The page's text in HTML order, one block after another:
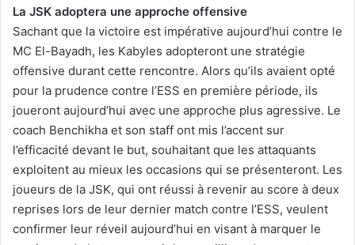
La JSK adoptera une approche offensive
Sachant que la victoire est impérative aujourd’hui contre le
MC El-Bayadh, les Kabyles adopteront une stratégie
offensive durant cette rencontre. Alors qu’ils avaient opté
pour la prudence contre l’ESS en première période, ils
joueront aujourd’hui avec une approche plus agressive. Le
coach Benchikha et son staff ont mis l’accent sur
l’efficacité devant le but, souhaitant que les attaquants
exploitent au mieux les occasions qui se présenteront. Les
joueurs de la JSK, qui ont réussi à revenir au score à deux
reprises lors de leur dernier match contre l’ESS, veulent
confirmer leur réveil aujourd’hui en visant à marquer le